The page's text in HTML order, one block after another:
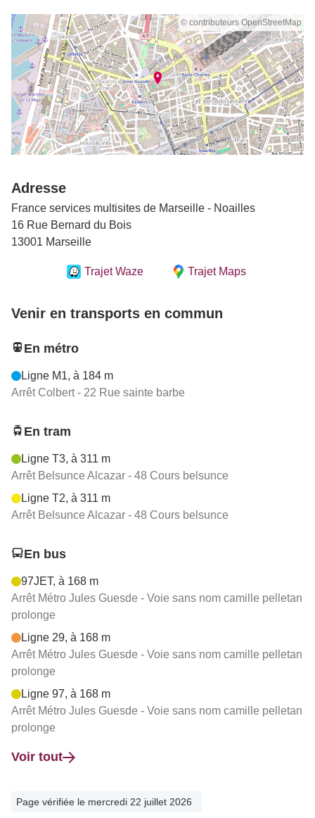
© contributeurs OpenStreetMap
Adresse
France services multisites de Marseille - Noailles
16 Rue Bernard du Bois
13001 Marseille
Trajet Waze Trajet Maps
Venir en transports en commun
En métro
Ligne M1, à 184 m
Arrêt Colbert - 22 Rue sainte barbe
En tram
Ligne T3, à 311 m
Arrêt Belsunce Alcazar - 48 Cours belsunce
Ligne T2, à 311 m
Arrêt Belsunce Alcazar - 48 Cours belsunce
En bus
97JET, à 168 m
Arrêt Métro Jules Guesde - Voie sans nom camille pelletan
prolonge
Ligne 29, à 168 m
Arrêt Métro Jules Guesde - Voie sans nom camille pelletan
prolonge
Ligne 97, à 168 m
Arrêt Métro Jules Guesde - Voie sans nom camille pelletan
prolonge
Voir tout
Page vérifiée le mercredi 22 juillet 2026